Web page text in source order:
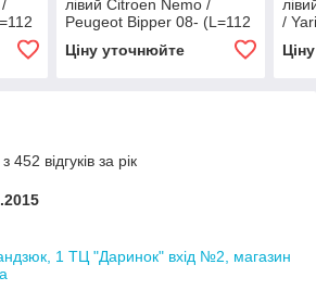
лівий Citroen Nemo /
Peugeot Bipper 08- (L=112
Ціну уточнюйте
/
відгуків за рік
1 ТЦ "Даринок" вхід №2, магазин